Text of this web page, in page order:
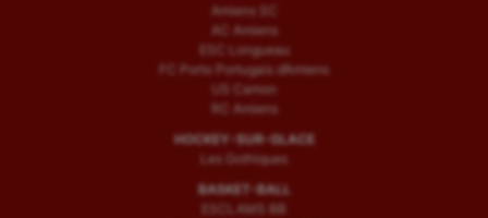
Amiens SC
AC Amiens
ESC Longueau
FC Porto Portugais d’Amiens
US Camon
RC Amiens
HOCKEY-SUR-GLACE
Les Gothiques
BASKET-BALL
ESCLAMS BB